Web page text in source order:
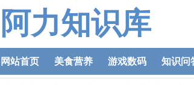
阿力知识库
网站首页 美食营养 游戏数码 知识问